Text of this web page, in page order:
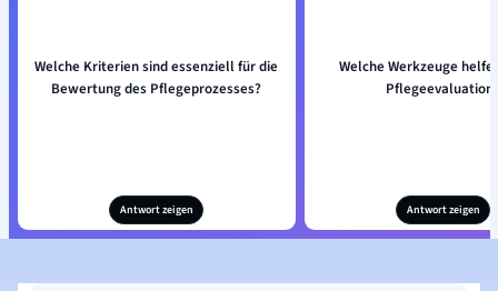
Welche Kriterien sind essenziell für die
Bewertung des Pflegeprozesses?
Antwort zeigen
Welche Werkzeuge
Antwort zeigen